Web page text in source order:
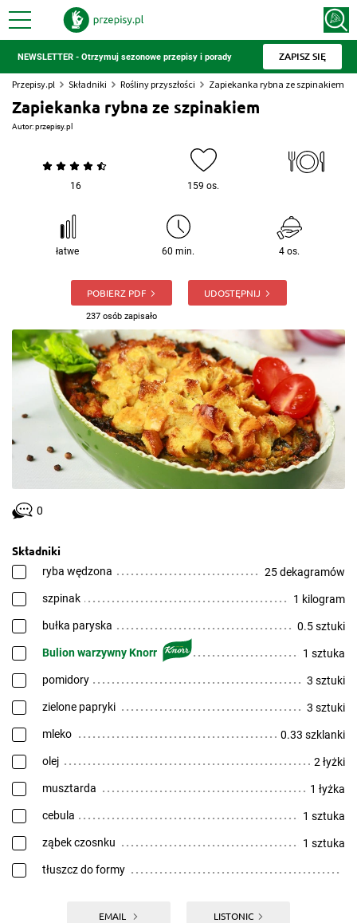
NEWSLETTER - Otrzymuj sezonowe przepisy i porady ZAPISZ SIĘ
Przepisy.pl Składniki Rośliny przyszłości Zapiekanka rybna ze szpinakiem
Zapiekanka rybna ze szpinakiem
Autor:przepisy.pl
16 159 os.
łatwe 60 min. 4 os.
POBIERZ PDF
237 osób zapisało
UDOSTĘPNIJ
0
Składniki
ryba wędzona 25 dekagramów
szpinak 1 kilogram
bułka paryska 0.5 sztuki
Bulion warzywny Knorr 1 sztuka
pomidory 3 sztuki
zielone papryki 3 sztuki
mleko 0.33 szklanki
olej 2 łyżki
musztarda 1 łyżka
cebula 1 sztuka
ząbek czosnku 1 sztuka
tłuszcz do formy
EMAIL LISTONIC